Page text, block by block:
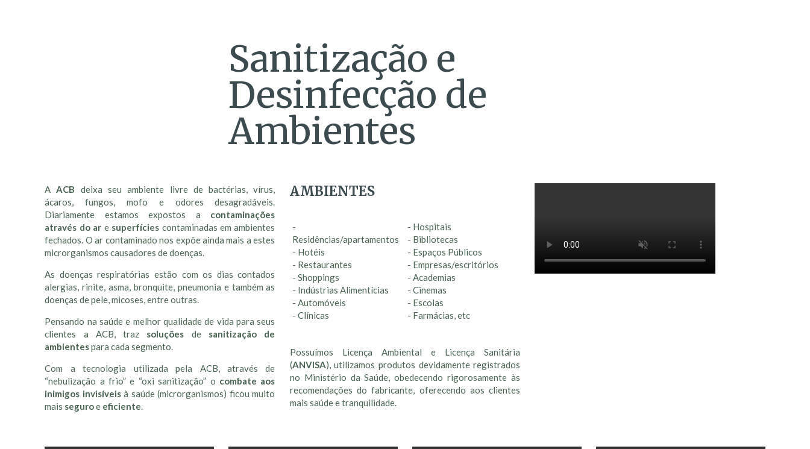
Sanitização e
Desinfecção de
Ambientes
AACB deixa seu ambiente livre de bactérias, vírus,
ácaros, fungos, mofo e odores desagradáveis.
Diariamente estamos expostos a contaminações
através do ar e superfícies contaminadas em ambientes
fechados. O ar contaminado nos expõe ainda mais a estes
microrganismos causadores de doenças.
As doenças respiratórias estão com os dias contados
alergias, rinite, asma, bronquite, pneumonia e também as
doenças de pele, micoses, entre outras.
Pensando na saúde e melhor qualidade de vida para seus
clientes a ACB, traz soluções de sanitização de
ambientespara cada segmento.
Com a tecnologia utilizada pela ACB, através de
“nebulização a frio” e “oxi sanitização” o combate aos
inimigos invisíveisà saúde (microrganismos) ficou muito
mais seguroe eficiente.
AMBIENTES
-
Residências/apartamentos
- Hotéis
- Restaurantes
- Shoppings
- Indústrias Alimentícias
- Automóveis
- Clínicas
- Hospitais
- Bibliotecas
- Espaços Públicos
- Empresas/escritórios
- Academias
- Cinemas
- Escolas
- Farmácias, etc
Possuímos Licença Ambiental e Licença Sanitária
(ANVISA), utilizamos produtos devidamente registrados
no Ministério da Saúde, obedecendo rigorosamente às
recomendações do fabricante, oferecendo aos clientes
mais saúde e tranquilidade.